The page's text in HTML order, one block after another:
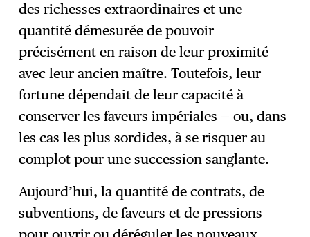
des richesses extraordinaires et une
quantité démesurée de pouvoir
précisément en raison de leur proximité
avec leur ancien maître. Toutefois, leur
fortune dépendait de leur capacité à
conserver les faveurs impériales — ou, dans
les cas les plus sordides, à se risquer au
complot pour une succession sanglante.
Aujourd’hui, la quantité de contrats, de
subventions, de faveurs et de pressions